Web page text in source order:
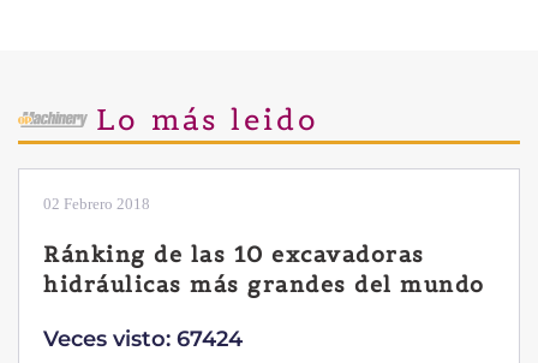
Lo más leido
02 Febrero 2018
Ránking de las 10 excavadoras
hidráulicas más grandes del mundo
Veces visto: 67424